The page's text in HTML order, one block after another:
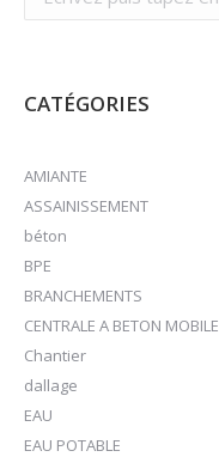
CATÉGORIES
AMIANTE
ASSAINISSEMENT
béton
BPE
BRANCHEMENTS
CENTRALE A BETON MOBILE
Chantier
dallage
EAU
EAU POTABLE